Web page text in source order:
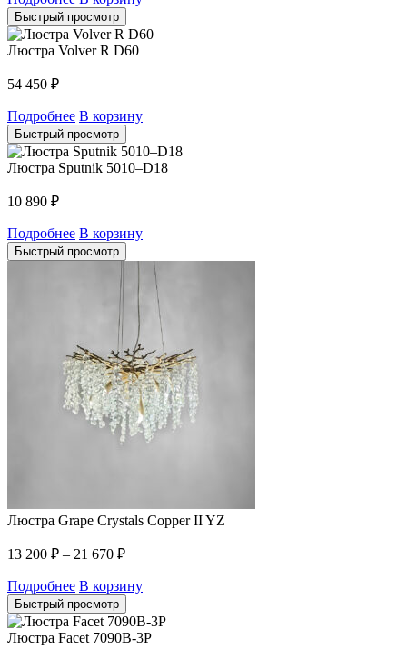
Быстрый просмотр
Люстра Volver R D60
54 450 ₽
Подробнее В корзину
Быстрый просмотр
Люстра Sputnik 5010–D18
10 890 ₽
Подробнее В корзину
Быстрый просмотр
Люстра Grape Crystals Copper II YZ
13 200 ₽ – 21 670 ₽
Подробнее В корзину
Быстрый просмотр
Люстра Facet 7090B-3P